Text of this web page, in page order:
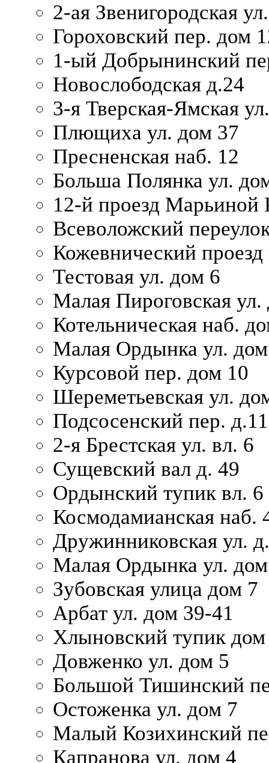
2-ая Звенигородская
Гороховский пер. дом
1-ый Добрынинский
Новослободская д.24
3-я Тверская-Ямская
Плющиха ул. дом 37
Пресненская наб. 12
Больша Полянка ул.
12-й проезд Марьиной
Всеволожский
Кожевнический проезд
Тестовая ул. дом 6
Малая Пироговская
Котельническая наб.
Малая Ордынка ул.
Курсовой пер. дом 10
Шереметьевская ул.
Подсосенский пер. д.11
2-я Брестская ул. вл. 6
Сущевский вал д. 49
Ордынский тупик вл. 6
Космодамианская наб.
Дружинниковская ул.
Малая Ордынка ул.
Зубовская улица дом 7
Арбат ул. дом 39-41
Хлыновский тупик
Довженко ул. дом 5
Большой Тишинский
Остоженка ул. дом 7
Малый Козихинский
Капранова ул. дом 4